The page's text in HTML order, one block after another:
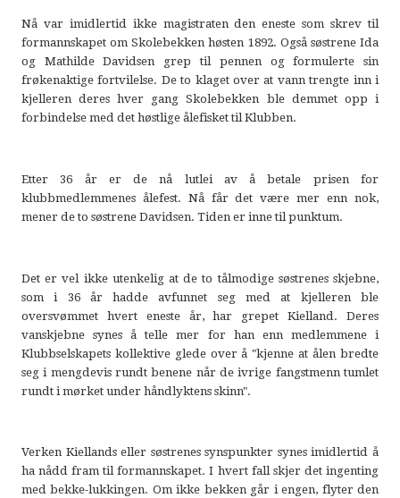
Nå var imidlertid ikke magistraten den eneste som skrev til
formannskapet om Skolebekken høsten 1892. Også søstrene Ida
og Mathilde Davidsen grep til pennen og formulerte sin
frøkenaktige fortvilelse. De to klaget over at vann trengte inn i
kjelleren deres hver gang Skolebekken ble demmet opp i
forbindelse med det høstlige ålefisket til Klubben.
Etter 36 år er de nå lutlei av å betale prisen for
klubbmedlemmenes ålefest. Nå får det være mer enn nok,
mener de to søstrene Davidsen. Tiden er inne til punktum.
Det er vel ikke utenkelig at de to tålmodige søstrenes skjebne,
som i 36 år hadde avfunnet seg med at kjelleren ble
oversvømmet hvert eneste år, har grepet Kielland. Deres
vanskjebne synes å telle mer for han enn medlemmene i
Klubbselskapets kollektive glede over å "kjenne at ålen bredte
seg i mengdevis rundt benene når de ivrige fangstmenn tumlet
rundt i mørket under håndlyktens skinn".
Verken Kiellands eller søstrenes synspunkter synes imidlertid å
ha nådd fram til formannskapet. I hvert fall skjer det ingenting
med bekke-lukkingen. Om ikke bekken går i engen, flyter den